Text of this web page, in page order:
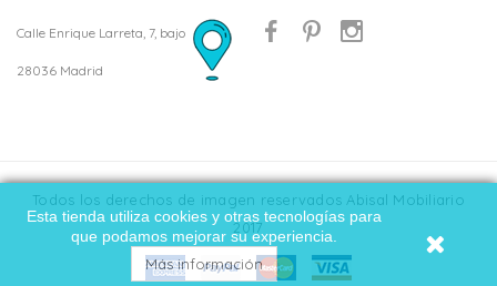
Esta tienda utiliza cookies y otras tecnologías para
que podamos mejorar su experiencia.
Más información
Calle Enrique Larreta, 7, bajo
28036 Madrid
Todos los derechos de imagen reservados Abisal Mobiliario
2017